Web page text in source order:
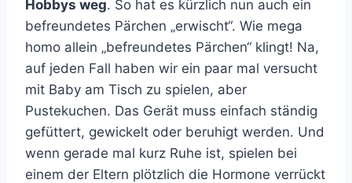
Hobbys weg. So hat es kürzlich nun auch ein
befreundetes Pärchen „erwischt“. Wie mega
homo allein „befreundetes Pärchen“ klingt! Na,
auf jeden Fall haben wir ein paar mal versucht
mit Baby am Tisch zu spielen, aber
Pustekuchen. Das Gerät muss einfach ständig
gefüttert, gewickelt oder beruhigt werden. Und
wenn gerade mal kurz Ruhe ist, spielen bei
einem der Eltern plötzlich die Hormone verrückt